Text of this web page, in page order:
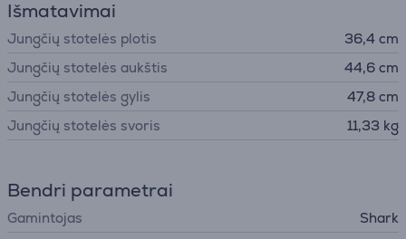
Išmatavimai
Jungčių stotelės plotis
36,4 cm
Jungčių stotelės aukštis
44,6 cm
Jungčių stotelės gylis
47,8 cm
Jungčių stotelės svoris
11,33 kg
Bendri parametrai
Gamintojas
Shark